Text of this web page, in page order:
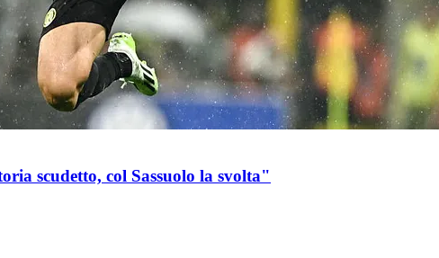
scudetto, col Sassuolo la svolta"